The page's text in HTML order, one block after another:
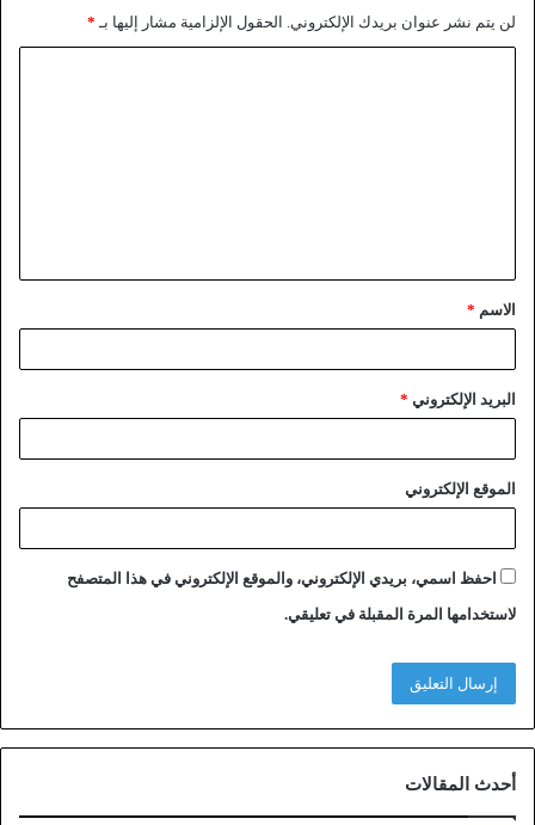
لن يتم نشر عنوان بريدك الإلكتروني. الحقول الإلزامية مشار إليها بـ *
الاسم *
البريد الإلكتروني *
الموقع الإلكتروني
احفظ اسمي، بريدي الإلكتروني، والموقع الإلكتروني في هذا المتصفح
لاستخدامها المرة المقبلة في تعليقي.
أحدث المقالات